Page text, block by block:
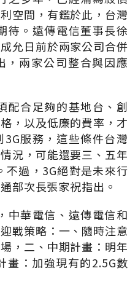
空間，有鑑於此，台灣
待。遠傳電信董事長徐
允日前於兩家公司合併
，兩家公司整合與因應
配合足夠的基地台、創
，以及低廉的費率，才
服務，這些條件台灣
況，可能還要三、五年
不過，3G絕對是未來行
部次長張家祝指出。
中華電信、遠傳電信和
戰策略：一、隨時注意
，二、中期計畫：明年
畫：加強現有的2.5G數